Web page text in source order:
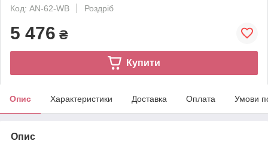
Код: AN-62-WB
Роздріб
5 476 ₴
Купити
Опис Характеристики Доставка Оплата Умови
Опис